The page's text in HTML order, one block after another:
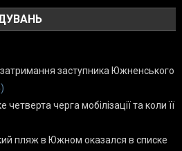
заступника Южненського
черга мобілізації та коли її
пляж в Южном оказался в списке